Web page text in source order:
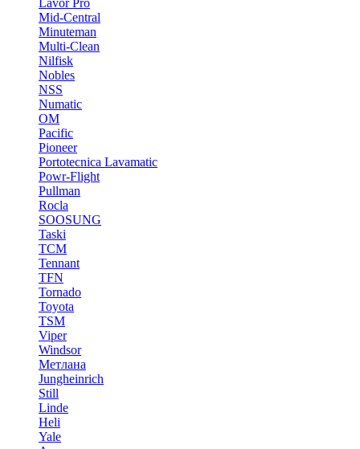
Lavor Pro
Mid-Central
Minuteman
Multi-Clean
Nilfisk
Nobles
NSS
Numatic
OM
Pacific
Pioneer
Portotecnica Lavamatic
Powr-Flight
Pullman
Rocla
SOOSUNG
Taski
TCM
Tennant
TFN
Tornado
Toyota
TSM
Viper
Windsor
Метлана
Jungheinrich
Still
Linde
Heli
Yale